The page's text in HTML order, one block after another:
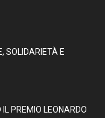
SOLIDARIETÀ E
PREMIO LEONARDO